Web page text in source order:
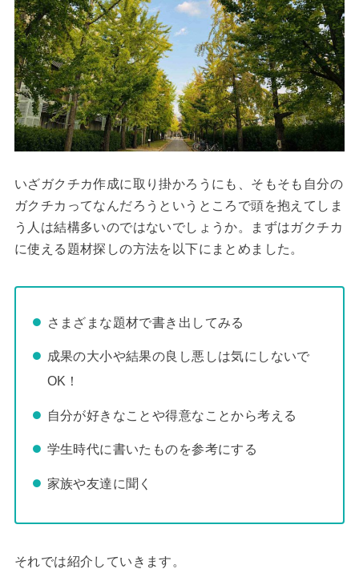
いざガクチカ作成に取り掛かろうにも、そもそも自分の
ガクチカってなんだろうというところで頭を抱えてしま
う人は結構多いのではないでしょうか。まずはガクチカ
に使える題材探しの方法を以下にまとめました。
さまざまな題材で書き出してみる
成果の大小や結果の良し悪しは気にしないで
OK！
自分が好きなことや得意なことから考える
学生時代に書いたものを参考にする
家族や友達に聞く
それでは紹介していきます。